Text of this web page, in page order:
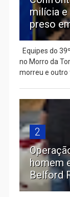
milícia
preso
Equipes do
no Morro da
morreu e outro
2
homem
Belford